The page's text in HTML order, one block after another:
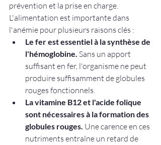
prévention et la prise en charge.
L'alimentation est importante dans
l'anémie pour plusieurs raisons clés :
Le fer est essentiel à la synthèse de
l'hémoglobine. Sans un apport
suffisant en fer, l'organisme ne peut
produire suffisamment de globules
rouges fonctionnels.
La vitamine B12 et l'acide folique
sont nécessaires à la formation des
globules rouges. Une carence en ces
nutriments entraîne un retard de